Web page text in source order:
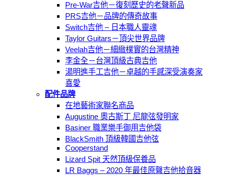
Pre-War吉他－復刻歷史的老聲新品
PRS吉他－品牌的傳奇故事
Switch吉他 – 日本職人靈魂
Taylor Guitars－頂尖世界品牌
Veelah吉他－細緻樸實的台灣精神
李金全－台灣頂級古典吉他
湯明進手工吉他－卓越的手感深受演奏家
喜愛
配件品牌
在地藝術家聯名商品
Augustine 奧古斯丁 尼龍弦發明家
Basiner 職業樂手御用吉他袋
BlackSmith 頂級韓國吉他弦
Cooperstand
Lizard Spit 天然頂級保養品
LR Baggs – 2020 年最佳原聲吉他拾音器